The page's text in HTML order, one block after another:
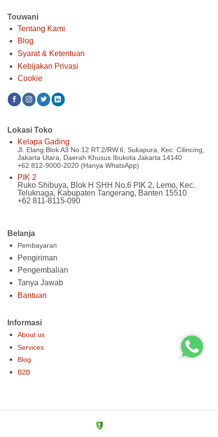
Touwani
Tentang Kami
Blog
Syarat & Ketentuan
Kebijakan Privasi
Cookie
Belanja
Pembayaran
Pengiriman
Pengembalian
Tanya Jawab
Bantuan
Informasi
About us
Services
Blog
B2B
Lokasi Toko
Kelapa Gading
Jl. Elang Blok A3 No.12 RT.2/RW.6, Sukapura, Kec. Cilincing,
Jakarta Utara, Daerah Khusus Ibukota Jakarta 14140
+62 812-9000-2020 (Hanya WhatsApp)
PIK 2
Ruko Shibuya, Blok H SHH No.6 PIK 2, Lemo, Kec.
Teluknaga, Kabupaten Tangerang, Banten 15510
+62 811-8115-090